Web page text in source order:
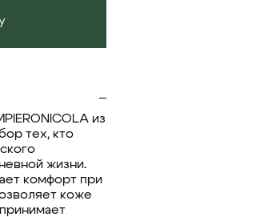
из
тех, кто
жизни.
комфорт при
коже